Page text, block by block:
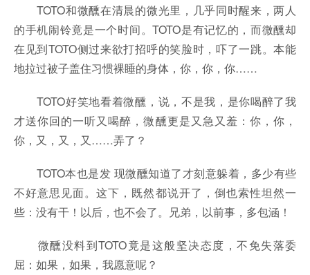
TOTO和微醺在清晨的微光里，几乎同时醒来，两人
的手机闹铃竟是一个时间。TOTO是有记忆的，而微醺却
在见到TOTO侧过来欲打招呼的笑脸时，吓了一跳。本能
地拉过被子盖住习惯裸睡的身体，你，你，你……
TOTO好笑地看着微醺，说，不是我，是你喝醉了我
才送你回的一听又喝醉，微醺更是又急又羞：你，你，
你，又，又，又……弄了？
TOTO本也是发 现微醺知道了才刻意躲着，多少有些
不好意思见面。这下，既然都说开了，倒也索性坦然一
些：没有干！以后，也不会了。兄弟，以前事，多包涵！
微醺没料到TOTO竟是这般坚决态度，不免失落委
屈：如果，如果，我愿意呢？